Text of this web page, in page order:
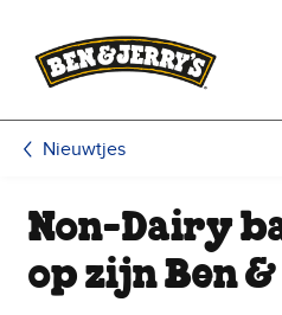
Nieuwtjes
Non-Dairy
op zijn Ben